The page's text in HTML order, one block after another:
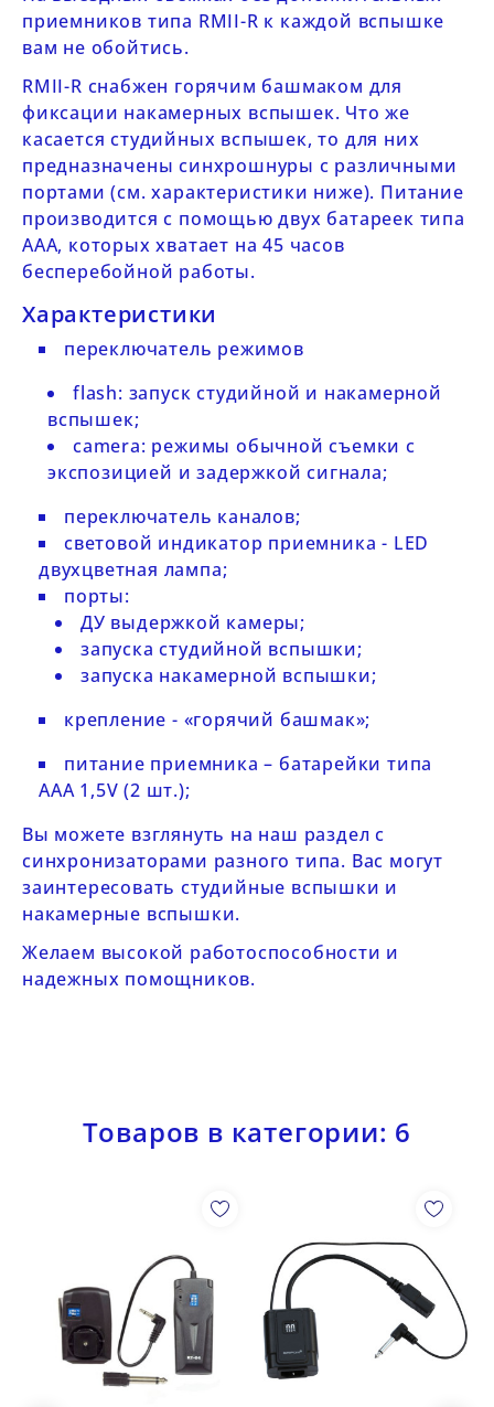
приемников типа RMII-R к каждой вспышке
вам не обойтись.
RMII-R снабжен горячим башмаком для
фиксации накамерных вспышек. Что же
касается студийных вспышек, то для них
предназначены синхрошнуры с различными
портами (см. характеристики ниже). Питание
производится с помощью двух батареек типа
ААА, которых хватает на 45 часов
бесперебойной работы.
Характеристики
переключатель режимов
flash: запуск студийной и накамерной
вспышек;
camera: режимы обычной съемки с
экспозицией и задержкой сигнала;
переключатель каналов;
световой индикатор приемника - LED
двухцветная лампа;
порты:
ДУ выдержкой камеры;
запуска студийной вспышки;
запуска накамерной вспышки;
крепление - «горячий башмак»;
питание приемника – батарейки типа
ААА 1,5V (2 шт.);
Вы можете взглянуть на наш раздел с
синхронизаторами разного типа. Вас могут
заинтересоватьстудийные вспышки и
накамерные вспышки.
Желаем высокой работоспособности и
надежных помощников.
Товаров в категории: 6